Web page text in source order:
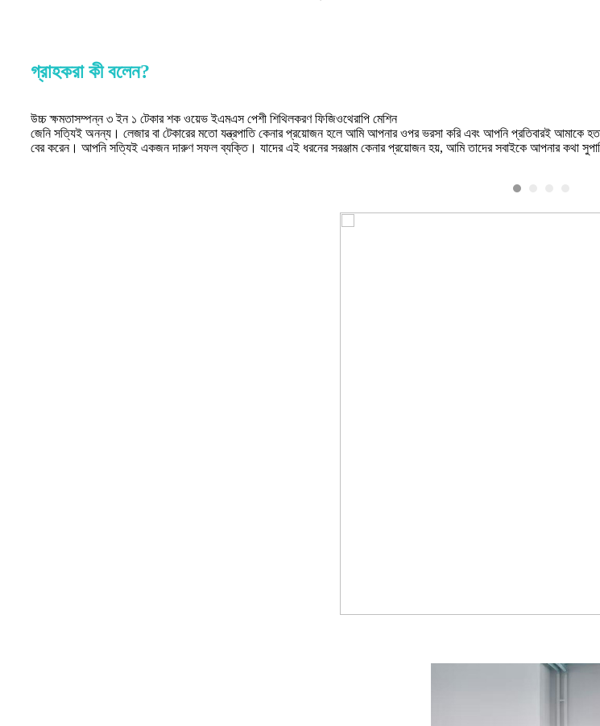
গ্রাহকরা কী বলেন?
স্কাল্পটিং স্লিমিং ইমস্লিম টেসলা ইলেক্ট্রো ম্যাগনেটিক মাসল স্টিমুলেশন মেশিন
Ottimo servizio, spedizione veloce ottima qualità... Alina (Il referente con cui ho avuto contatti) è sempre